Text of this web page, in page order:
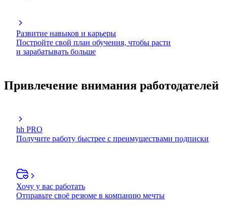
Развитие навыков и карьеры
Постройте свой план обучения, чтобы расти
и зарабатывать больше
Привлечение внимания работодателей
hh PRO
Получите работу быстрее с преимуществами подписки
Хочу у вас работать
Отправьте своё резюме в компанию мечты